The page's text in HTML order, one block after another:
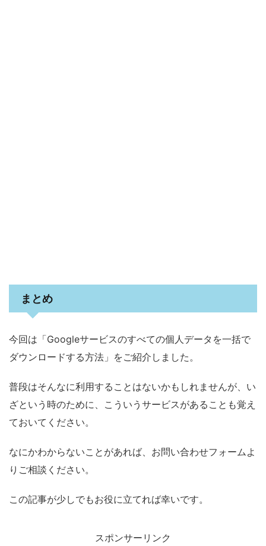
まとめ
今回は「Googleサービスのすべての個人データを一括で
ダウンロードする方法」をご紹介しました。
普段はそんなに利用することはないかもしれませんが、い
ざという時のために、こういうサービスがあることも覚え
ておいてください。
なにかわからないことがあれば、お問い合わせフォームよ
りご相談ください。
この記事が少しでもお役に立てれば幸いです。
スポンサーリンク